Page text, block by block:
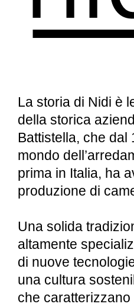
La storia di Nidi è
della storica
Battistella, che dal
mondo
prima in Italia, ha
produzione di
Una solida
altamente
di nuove
una cultura
che